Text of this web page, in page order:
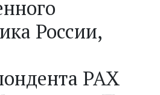
России,
РАХ